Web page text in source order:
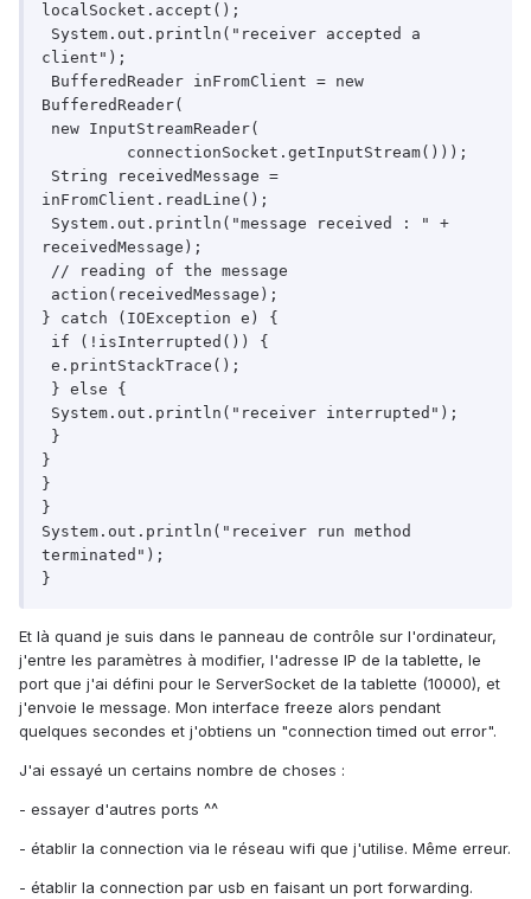
localSocket.accept();
client");
BufferedReader(
inFromClient.readLine();
receivedMessage);
} catch (IOException e) {
}
}
}
System.out.println("receiver run method
terminated");
Et là quand je suis dans le panneau de contrôle sur l'ordinateur,
j'entre les paramètres à modifier, l'adresse IP de la tablette, le
port que j'ai défini pour le ServerSocket de la tablette (10000), et
j'envoie le message. Mon interface freeze alors pendant
quelques secondes et j'obtiens un "connection timed out error".
J'ai essayé un certains nombre de choses :
- essayer d'autres ports ^^
- établir la connection via le réseau wifi que j'utilise. Même erreur.
- établir la connection par usb en faisant un port forwarding.